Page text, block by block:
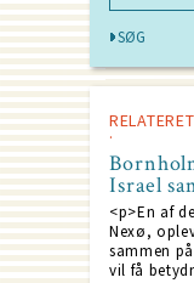
Israel
<p>En af
Nexø,
sammen
vil få